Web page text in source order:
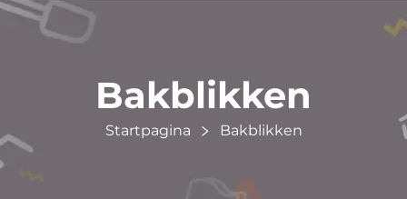
Bakblikken
Startpagina Bakblikken